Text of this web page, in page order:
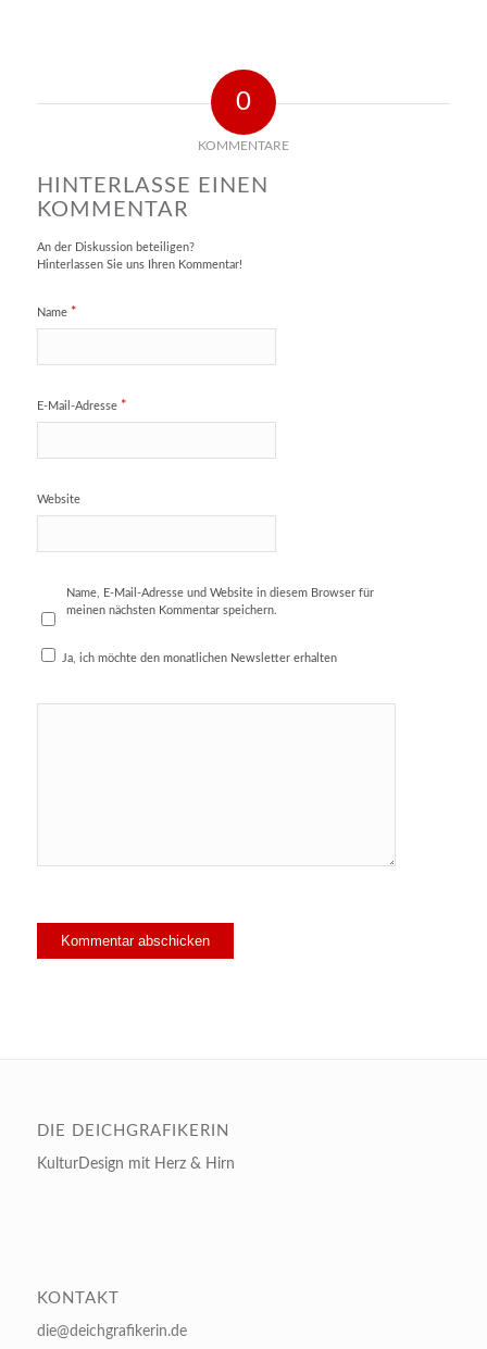
0
KOMMENTARE
HINTERLASSE EINEN
KOMMENTAR
An der Diskussion beteiligen?
Hinterlassen Sie uns Ihren Kommentar!
Name *
E-Mail-Adresse *
Website
Name, E-Mail-Adresse und Website in diesem Browser für
meinen nächsten Kommentar speichern.
Ja, ich möchte den monatlichen Newsletter erhalten
DIE DEICHGRAFIKERIN
KulturDesign mit Herz & Hirn
KONTAKT
die@deichgrafikerin.de